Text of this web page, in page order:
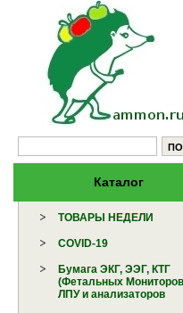
Каталог
ТОВАРЫ НЕДЕЛИ
COVID-19
Бумага ЭКГ, ЭЭГ, КТГ
(Фетальных
ЛПУ и анализаторов